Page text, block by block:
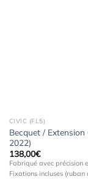
CIVIC (FL5)
Becquet / Extension
2022)
138,00€
Fabriqué avec précision
Fixations incluses